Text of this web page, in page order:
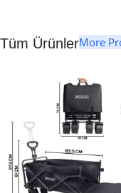
Tüm ÜrünlerMore